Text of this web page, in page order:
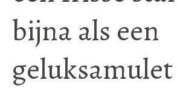
bijna als een